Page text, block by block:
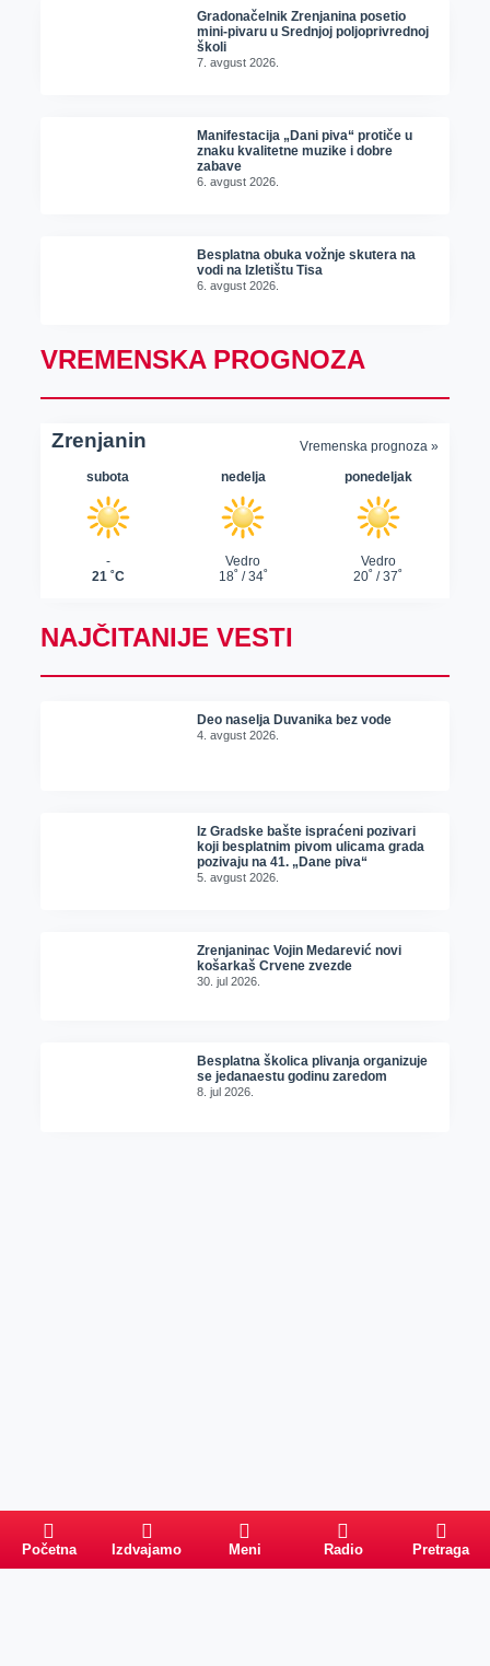
Gradonačelnik Zrenjanina posetio
mini-pivaru u Srednjoj poljoprivrednoj
školi
7. avgust 2026.
Manifestacija „Dani piva“ protiče u
znaku kvalitetne muzike i dobre
zabave
6. avgust 2026.
Besplatna obuka vožnje skutera na
vodi na Izletištu Tisa
6. avgust 2026.
VREMENSKA PROGNOZA
NAJČITANIJE VESTI
Deo naselja Duvanika bez vode
4. avgust 2026.
Iz Gradske bašte ispraćeni pozivari
koji besplatnim pivom ulicama grada
pozivaju na 41. „Dane piva“
5. avgust 2026.
Zrenjaninac Vojin Medarević novi
košarkaš Crvene zvezde
30. jul 2026.
Besplatna školica plivanja organizuje
se jedanaestu godinu zaredom
8. jul 2026.
Početna Izdvajamo Meni Radio Pretraga